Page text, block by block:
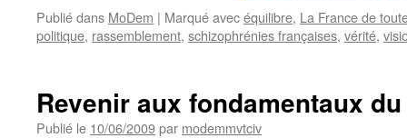
Publié dans MoDem | Marqué avecéquilibre, La France de
politique, rassemblement, schizophrénies françaises, vérité,
Revenir aux fondamentaux
Publié le 10/06/2009par modemmvtciv